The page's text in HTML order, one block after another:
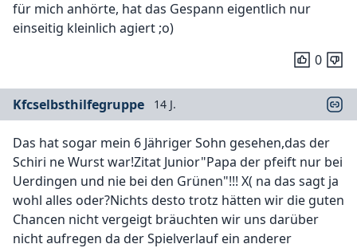
für mich anhörte, hat das Gespann eigentlich nur
einseitig kleinlich agiert ;o)
0
Kfcselbsthilfegruppe 14 J.
Das hat sogar mein 6 Jähriger Sohn gesehen,das der
Schiri ne Wurst war!Zitat Junior"Papa der pfeift nur bei
Uerdingen und nie bei den Grünen"!!! X( na das sagt ja
wohl alles oder?Nichts desto trotz hätten wir die guten
Chancen nicht vergeigt bräuchten wir uns darüber
nicht aufregen da der Spielverlauf ein anderer